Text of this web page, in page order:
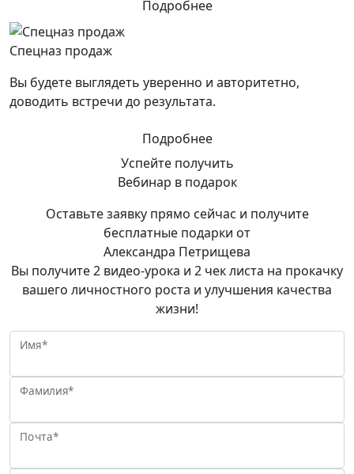
Подробнее
Спецназ продаж
Вы будете выглядеть уверенно и авторитетно,
доводить встречи до результата.
Подробнее
Успейте получить
Вебинар в подарок
Оставьте заявку прямо сейчас и получите
бесплатные подарки от
Александра Петрищева
Вы получите 2 видео-урока и 2 чек листа на прокачку
вашего личностного роста и улучшения качества
жизни!
Имя*
Фамилия*
Почта*